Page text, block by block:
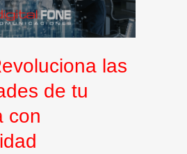
las
de tu
con